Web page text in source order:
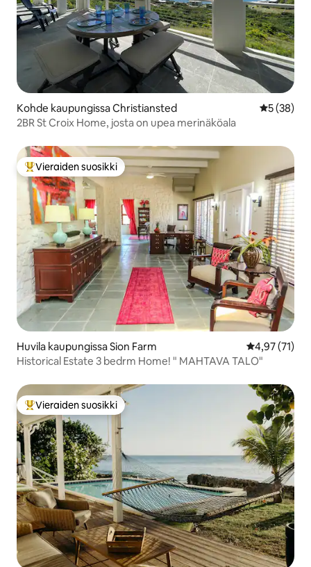
Kohde kaupungissa Christiansted
5 (38)
2BR St Croix Home, josta on upea merinäköala
Vieraiden suosikkien parhaimmistoa
Vieraiden suosikki
Huvila kaupungissa Sion Farm
4,97 (71)
Historical Estate 3 bedrm Home! " MAHTAVA TALO"
Vieraiden suosikkien parhaimmistoa
Vieraiden suosikki